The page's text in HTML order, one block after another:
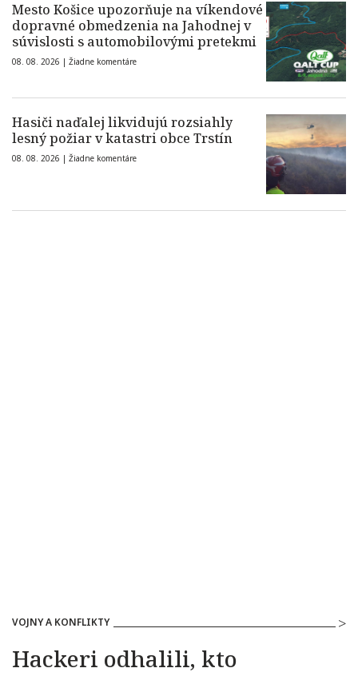
Mesto Košice upozorňuje na víkendové
dopravné obmedzenia na Jahodnej v
súvislosti s automobilovými pretekmi
08. 08. 2026 | Žiadne komentáre
Hasiči naďalej likvidujú rozsiahly
lesný požiar v katastri obce Trstín
08. 08. 2026 | Žiadne komentáre
VOJNY A KONFLIKTY
Hackeri odhalili, kto